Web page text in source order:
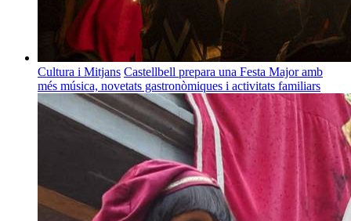
Cultura i Mitjans Castellbell prepara una Festa Major amb
més música, novetats gastronòmiques i activitats familiars